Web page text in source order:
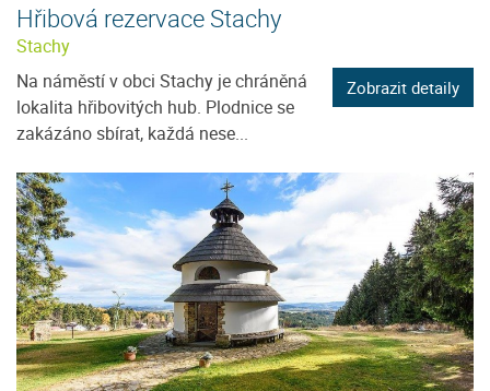
Hřibová rezervace Stachy
Stachy
Na náměstí v obci Stachy je chráněná
lokalita hřibovitých hub. Plodnice se
zakázáno sbírat, každá nese...
Zobrazit detaily